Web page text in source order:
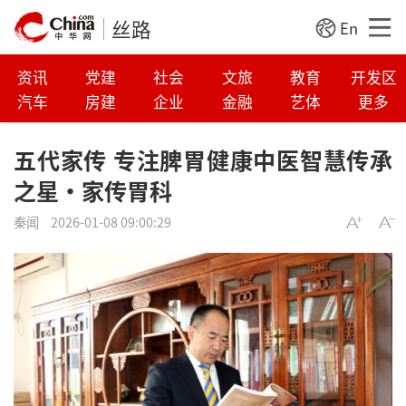
丝路 En
资讯 党建 社会 文旅 教育
开发区
汽车
房建 企业 金融 艺体 更多
五代家传 专注脾胃健康中医智慧传承
之星·家传胃科
秦闻 2026-01-08 09:00:29